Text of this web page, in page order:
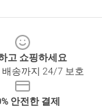
고 쇼핑하세요
배송까지 24/7 보호
안전한 결제